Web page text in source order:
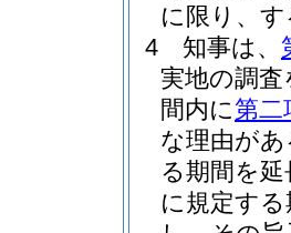
に限り、
4
知事は、
実地の調
間内に第二
な理由が
る期間を
に規定す